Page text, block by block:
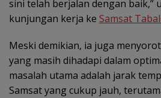
sini telah berjalan dengan baik,”
kunjungan kerja ke Samsat
Meski demikian, ia juga
yang masih dihadapi dalam
masalah utama adalah jarak
Samsat yang cukup jauh,